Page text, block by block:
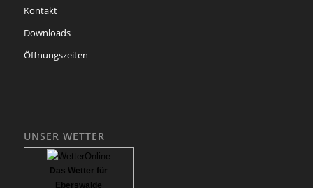
Kontakt
Downloads
Öffnungszeiten
UNSER WETTER
Das Wetter für
Eberswalde